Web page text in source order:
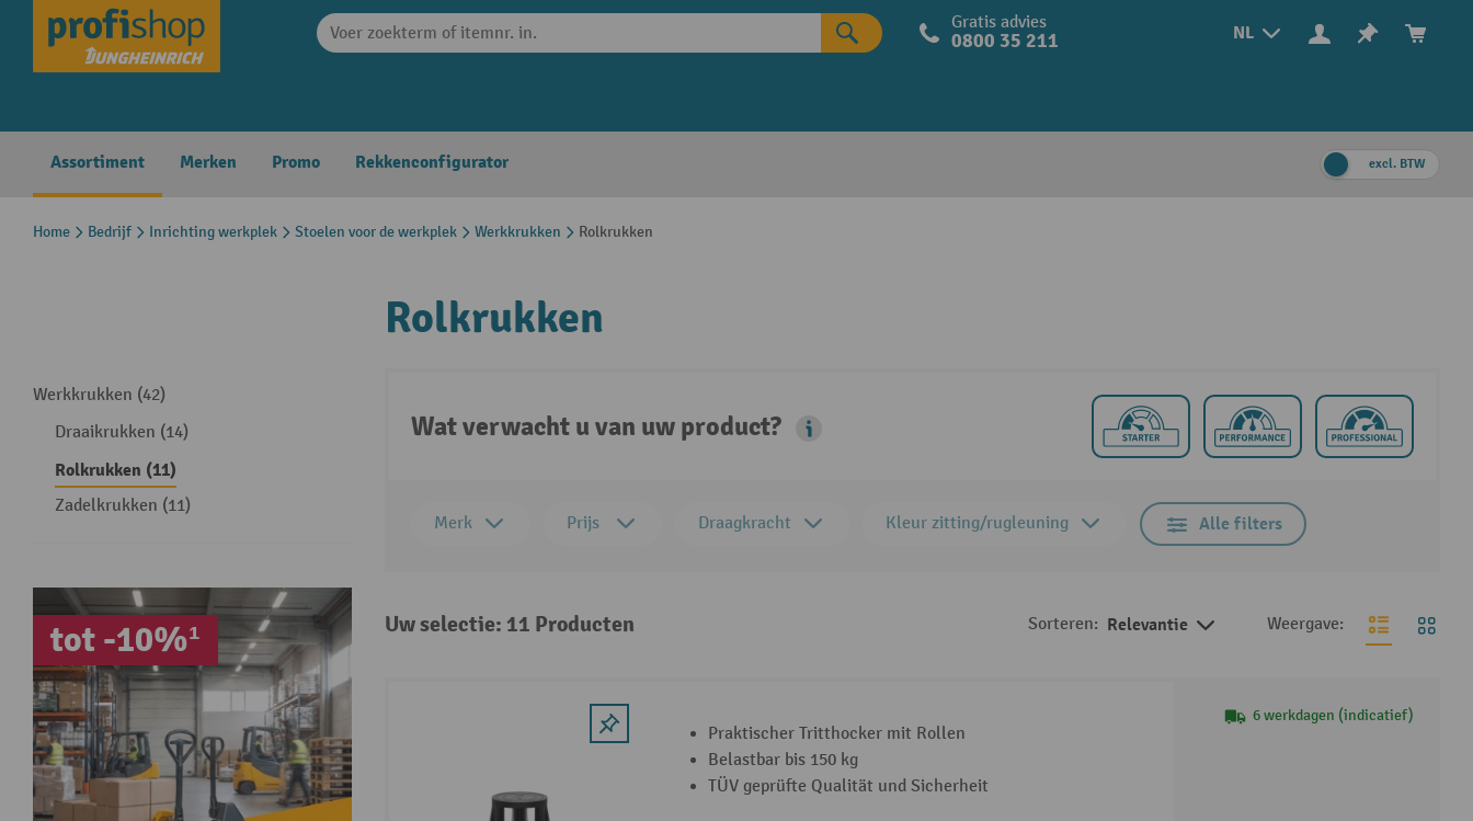
Skip to main navigation NL
Gratis advies
0800 35 211
Assortiment Merken Promo Rekkenconfigurator excl. BTW
Home Bedrijf Inrichting werkplek Stoelen voor de werkplek Werkkrukken Rolkrukken
Werkkrukken (42)
Draaikrukken (14)
Rolkrukken (11)
Zadelkrukken (11)
tot -10%¹
Rolkrukken
Wat verwacht u van uw product?
Merk Prijs Draagkracht Kleur zitting/rugleuning Alle filters
Uw selectie: 11 Producten Sorteren: Relevantie Weergave:
Praktischer Tritthocker mit Rollen
Belastbar bis 150 kg
TÜV geprüfte Qualität und Sicherheit
6 werkdagen (indicatief)